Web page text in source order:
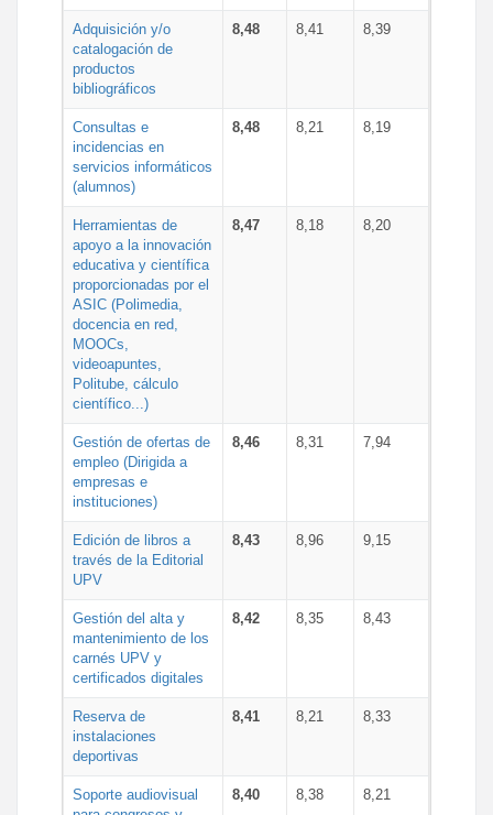
Adquisición y/o
catalogación de
productos
bibliográficos
8,48 8,41 8,39
Consultas e
incidencias en
servicios informáticos
(alumnos)
8,48 8,21 8,19
Herramientas de
apoyo a la innovación
educativa y científica
proporcionadas por el
ASIC (Polimedia,
docencia en red,
MOOCs,
videoapuntes,
Politube, cálculo
científico...)
8,47 8,18 8,20
Gestión de ofertas de
empleo (Dirigida a
empresas e
instituciones)
8,46 8,31 7,94
Edición de libros a
través de la Editorial
UPV
8,43 8,96 9,15
Gestión del alta y
mantenimiento de los
carnés UPV y
certificados digitales
8,42 8,35 8,43
Reserva de
instalaciones
deportivas
8,41 8,21 8,33
Soporte audiovisual
8,40 8,38 8,21